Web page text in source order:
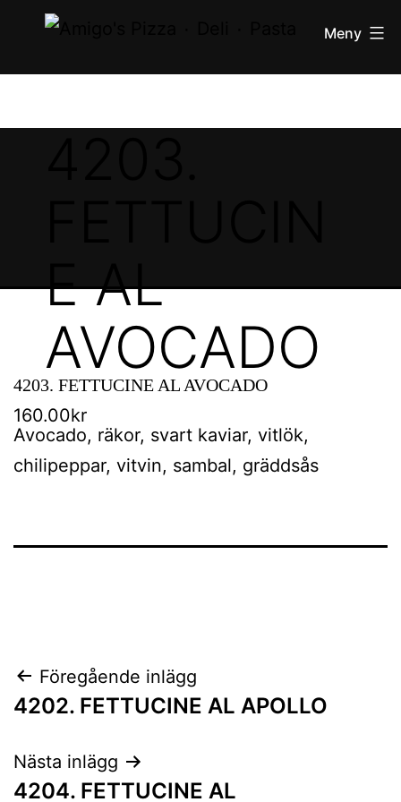
innehållPizza
Deli
Pasta
Meny
E AL
AVOCADO
4203. FETTUCINE AL AVOCADO
160.00kr
Avocado, räkor, svart kaviar, vitlök,
chilipeppar, vitvin, sambal, gräddsås
Inläggsnavigering
Föregående inlägg
4202. FETTUCINE AL APOLLO
Nästa inlägg
4204. FETTUCINE AL